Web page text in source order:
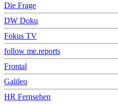
Die Frage
DW Doku
Fokus TV
follow me.reports
Frontal
Galileo
HR Fernsehen